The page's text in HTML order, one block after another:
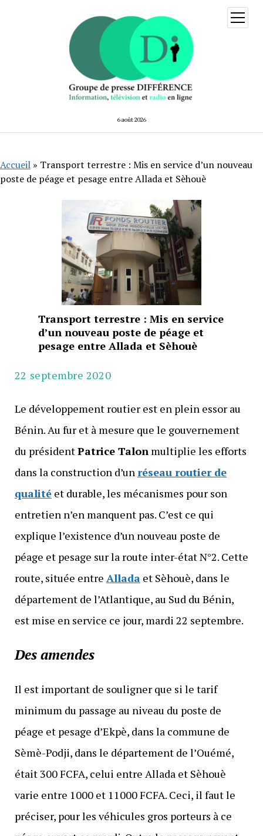
6 août 2026
ouvrir
menu
Accueil » Transport terrestre : Mis en service d’un nouveau
poste de péage et pesage entre Allada et Sèhouè
Transport terrestre : Mis en service
d’un nouveau poste de péage et
pesage entre Allada et Sèhouè
22 septembre 2020
Le développement routier est en plein essor au
Bénin. Au fur et à mesure que le gouvernement
du présidentPatrice Talon multiplie les efforts
dans la construction d’un réseau routier de
qualitéet durable, les mécanismes pour son
entretien n’en manquent pas. C’est ce qui
explique l’existence d’un nouveau poste de
péage et pesage sur la route inter-état N°2. Cette
route, située entre Allada et Sèhouè, dans le
département de l’Atlantique, au Sud du Bénin,
est mise en service ce jour, mardi 22 septembre.
Des amendes
Il est important de souligner que si le tarif
minimum du passage au niveau du poste de
péage et pesage d’Ekpè, dans la commune de
Sèmè-Podji, dans le département de l’Ouémé,
était 300 FCFA, celui entre Allada et Sèhouè
varie entre 1000 et 11000 FCFA. Ceci, il faut le
préciser, pour les véhicules gros porteurs à ce